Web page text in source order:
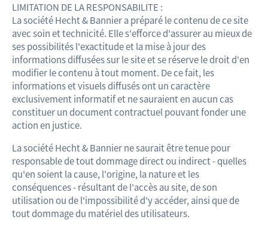
LIMITATION DE LA RESPONSABILITE :
La société Hecht & Bannier a préparé le contenu de ce site
avec soin et technicité. Elle s'efforce d'assurer au mieux de
ses possibilités l'exactitude et la mise à jour des
informations diffusées sur le site et se réserve le droit d'en
modifier le contenu à tout moment. De ce fait, les
informations et visuels diffusés ont un caractère
exclusivement informatif et ne sauraient en aucun cas
constituer un document contractuel pouvant fonder une
action en justice.
La société Hecht & Bannier ne saurait être tenue pour
responsable de tout dommage direct ou indirect - quelles
qu'en soient la cause, l'origine, la nature et les
conséquences - résultant de l'accès au site, de son
utilisation ou de l'impossibilité d'y accéder, ainsi que de
tout dommage du matériel des utilisateurs.